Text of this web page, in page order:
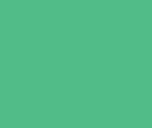
Packs
à l'utilisation avec des